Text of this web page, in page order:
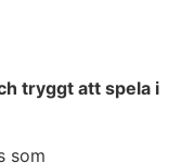
tryggt att spela i
som